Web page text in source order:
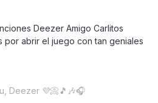
Deezer Amigo Carlitos
por abrir el juego con tan geniales
Deezer 💜📀🎵🎶🎧